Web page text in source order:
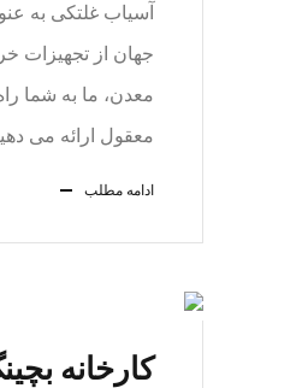
آسیاب غلتکی به
جهان از تجهیزات
معدن، ما به شما
معقول ارائه می
ادامه مطلب
کارخانه